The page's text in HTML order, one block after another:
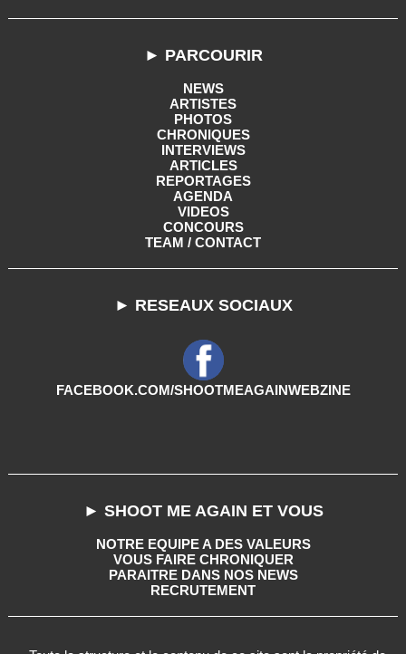
► PARCOURIR
NEWS
ARTISTES
PHOTOS
CHRONIQUES
INTERVIEWS
ARTICLES
REPORTAGES
AGENDA
VIDEOS
CONCOURS
TEAM / CONTACT
► RESEAUX SOCIAUX
FACEBOOK.COM/SHOOTMEAGAINWEBZINE
► SHOOT ME AGAIN ET VOUS
NOTRE EQUIPE A DES VALEURS
VOUS FAIRE CHRONIQUER
PARAITRE DANS NOS NEWS
RECRUTEMENT